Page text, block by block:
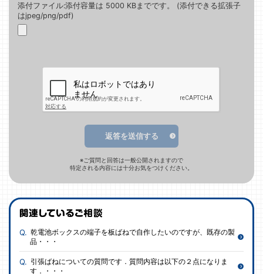
添付ファイル:添付容量は 5000 KBまでです。 (添付できる拡張子
はjpeg/png/pdf)
返答を送信する
※ご質問と回答は一般公開されますので
特定される内容には十分お気をつけください。
乾電池ボックスの端子を板ばねで自作したいのですが、既存の製
品・・・
引張ばねについての質問です．質問内容は以下の２点になりま
す．・・・